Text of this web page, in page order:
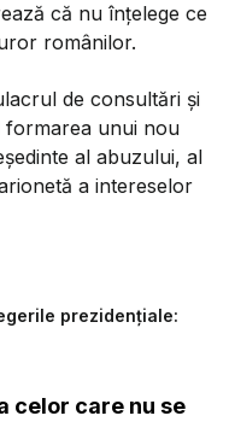
că nu înțelege ce
românilor.
de consultări și
formarea unui nou
al abuzului, al
a intereselor
prezidențiale:
celor care nu se